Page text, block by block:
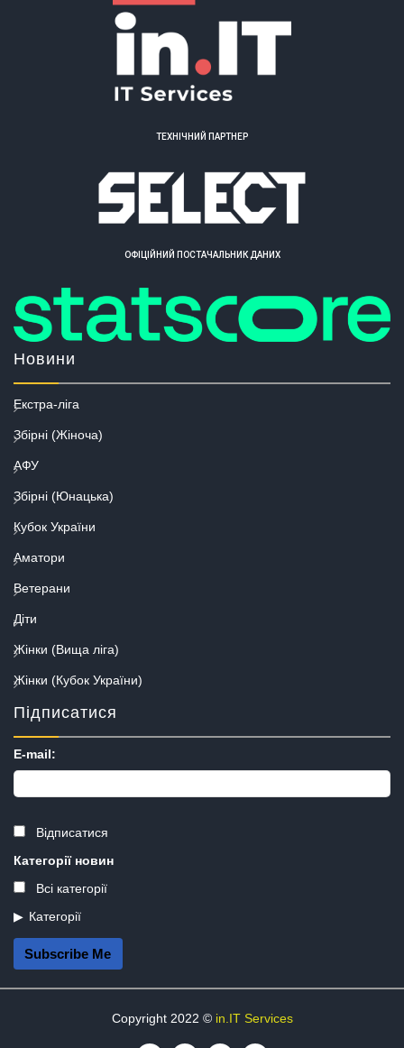
ТЕХНІЧНИЙ ПАРТНЕР
ОФІЦІЙНИЙ ПОСТАЧАЛЬНИК ДАНИХ
Новини
Екстра-ліга
Збірні (Жіноча)
АФУ
Збірні (Юнацька)
Кубок України
Аматори
Ветерани
Діти
Жінки (Вища ліга)
Жінки (Кубок України)
Підписатися
E-mail:
Відписатися
Категорії новин
Всі категорії
Категорії
Subscribe Me
Copyright 2022 © in.IT Services